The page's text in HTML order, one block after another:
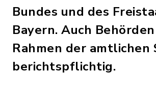
Bundes und des
Bayern. Auch
Rahmen der amtlichen
berichtspflichtig.